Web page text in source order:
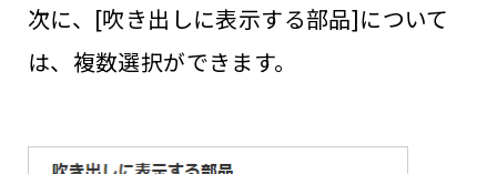
次に、[吹き出しに表示する部品]について
は、複数選択ができます。